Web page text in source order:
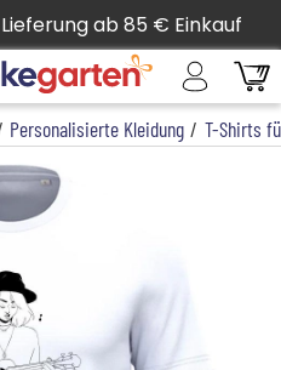
ab 85 € Einkauf
Personalisierte Kleidung / T-Shirts